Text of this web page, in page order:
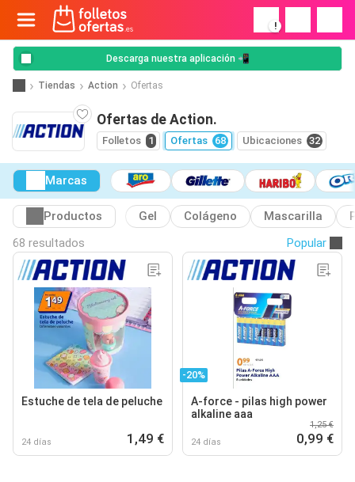
!
Descarga nuestra aplicación 📲
Tiendas Action Ofertas
Ofertas de Action.
Folletos 1 Ofertas 68 Ubicaciones 32
Marcas
Productos Gel Colágeno Mascarilla
68 resultados
Popular
Estuche de tela de peluche
24 días 1,49 €
-20%
A-force - pilas high power
alkaline aaa
24 días
1,25 €
0,99 €